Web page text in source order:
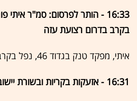
בקרב בדרום רצועת עזה
איתי, מפקד טנק בגדוד 46, נפל בקרב בדרום הרצועה.
16:31 - אזעקות בקריות ובשורת יישובים בעמק יזרעאל